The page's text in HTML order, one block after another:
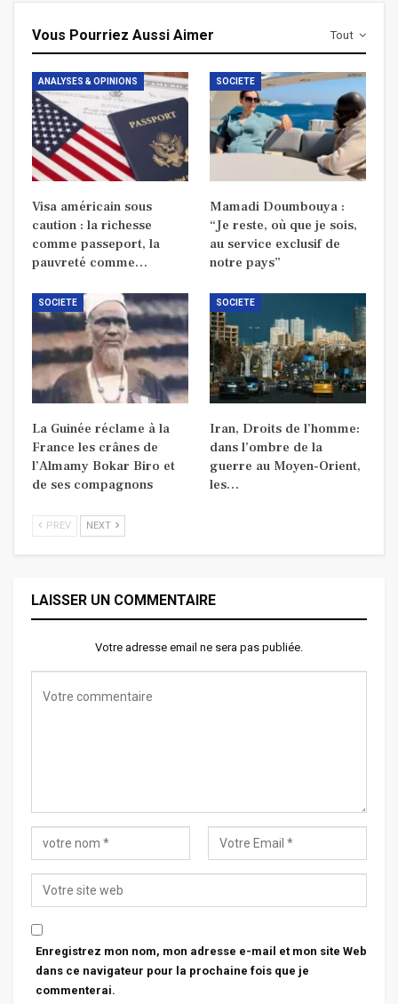
Tout
Vous Pourriez Aussi Aimer
ANALYSES & OPINIONS
Visa américain sous
caution : la richesse
comme passeport, la
pauvreté comme…
SOCIETE
Mamadi Doumbouya :
“Je reste, où que je sois,
au service exclusif de
notre pays”
SOCIETE
La Guinée réclame à la
France les crânes de
l’Almamy Bokar Biro et
de ses compagnons
SOCIETE
Iran, Droits de l’homme:
dans l’ombre de la
guerre au Moyen-Orient,
les…
PREV NEXT
LAISSER UN COMMENTAIRE
Votre adresse email ne sera pas publiée.
Enregistrez mon nom, mon adresse e-mail et mon site Web
dans ce navigateur pour la prochaine fois que je
commenterai.